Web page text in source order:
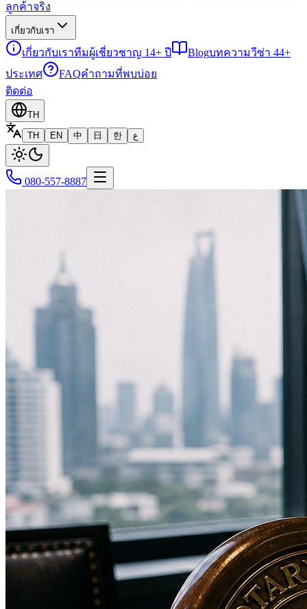
ลูกค้าจริง
เกี่ยวกับเรา
เกี่ยวกับเราทีมผู้เชี่ยวชาญ 14+ ปี Blogบทความวีซ่า 44+
ประเทศ
FAQคำถามที่พบบ่อย
ติดต่อ
TH
TH
EN 中 日 한 ع
080-557-8887